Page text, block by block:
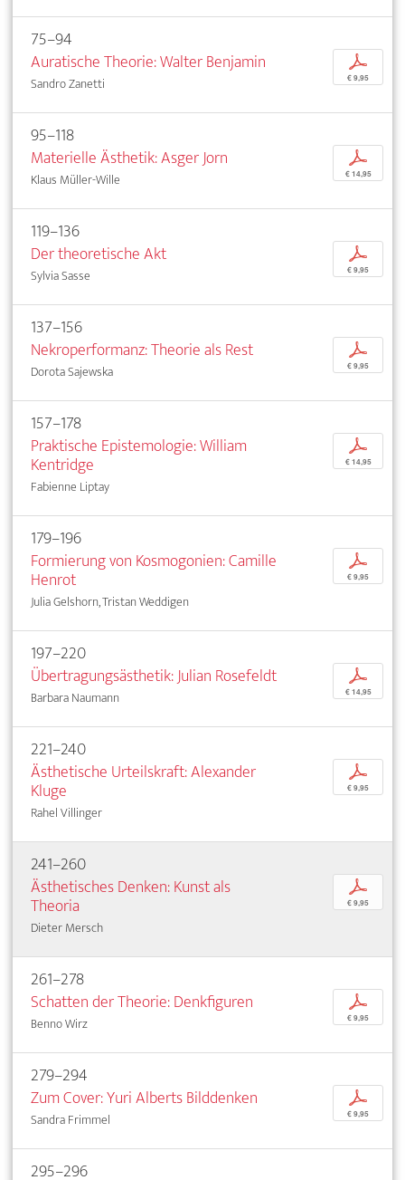
75–94
Auratische Theorie: Walter Benjamin
Sandro Zanetti
p
€ 9,95
95–118
Materielle Ästhetik: Asger Jorn
Klaus Müller-Wille
p
€ 14,95
119–136
Der theoretische Akt
Sylvia Sasse
p
€ 9,95
137–156
Nekroperformanz: Theorie als Rest
Dorota Sajewska
p
€ 9,95
157–178
Praktische Epistemologie: William
Kentridge
Fabienne Liptay
p
€ 14,95
179–196
Formierung von Kosmogonien: Camille
Henrot
Julia Gelshorn, Tristan Weddigen
p
€ 9,95
197–220
Übertragungsästhetik: Julian Rosefeldt
Barbara Naumann
p
€ 14,95
221–240
Ästhetische Urteilskraft: Alexander
Kluge
Rahel Villinger
p
€ 9,95
241–260
Ästhetisches Denken: Kunst als
Theoria
Dieter Mersch
p
€ 9,95
261–278
Schatten der Theorie: Denkfiguren
Benno Wirz
p
€ 9,95
279–294
Zum Cover: Yuri Alberts Bilddenken
Sandra Frimmel
p
€ 9,95
295–296